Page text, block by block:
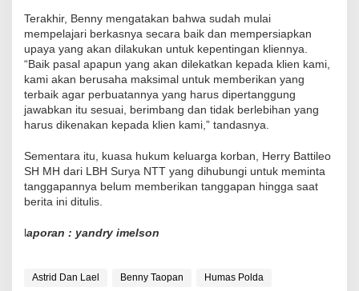
Terakhir, Benny mengatakan bahwa sudah mulai
mempelajari berkasnya secara baik dan mempersiapkan
upaya yang akan dilakukan untuk kepentingan kliennya.
“Baik pasal apapun yang akan dilekatkan kepada klien kami,
kami akan berusaha maksimal untuk memberikan yang
terbaik agar perbuatannya yang harus dipertanggung
jawabkan itu sesuai, berimbang dan tidak berlebihan yang
harus dikenakan kepada klien kami,” tandasnya.
Sementara itu, kuasa hukum keluarga korban, Herry Battileo
SH MH dari LBH Surya NTT yang dihubungi untuk meminta
tanggapannya belum memberikan tanggapan hingga saat
berita ini ditulis.
laporan : yandry imelson
Astrid Dan Lael Benny Taopan Humas Polda